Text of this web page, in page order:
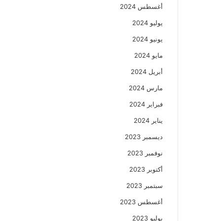
أغسطس 2024
يوليو 2024
يونيو 2024
مايو 2024
أبريل 2024
مارس 2024
فبراير 2024
يناير 2024
ديسمبر 2023
نوفمبر 2023
أكتوبر 2023
سبتمبر 2023
أغسطس 2023
يوليو 2023